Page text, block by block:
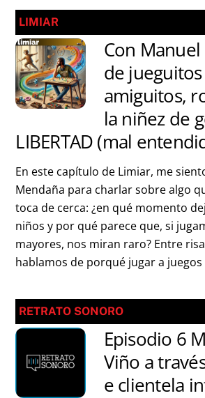
LIMIAR
Con
de
amiguitos,
la niñez de
LIBERTAD (mal
En este capítulo de Limiar, me
Mendaña para charlar sobre algo
toca de cerca: ¿en qué momento
niños y por qué parece que, si
mayores, nos miran raro? Entre
hablamos de porqué jugar a
RETRATO SONORO
Episodio 6
Viño a
e clientela